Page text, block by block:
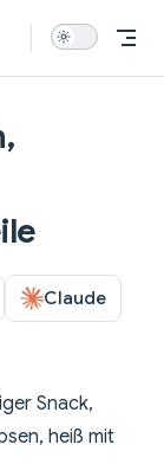
Claude
Snack,
heiß mit